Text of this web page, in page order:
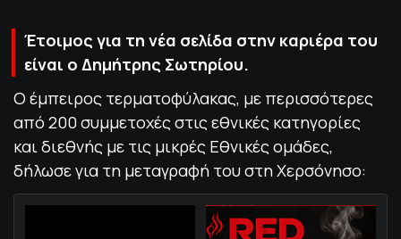
Έτοιμος για τη νέα σελίδα στην καριέρα του
είναι ο Δημήτρης Σωτηρίου.
Ο έμπειρος τερματοφύλακας, με περισσότερες
από 200 συμμετοχές στις εθνικές κατηγορίες
και διεθνής με τις μικρές Εθνικές ομάδες,
δήλωσε για τη μεταγραφή του στη Χερσόνησο: